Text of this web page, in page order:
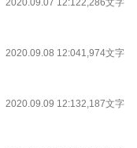
2020.09.07 12:122,286文字
2020.09.08 12:041,974文字
2020.09.09 12:132,187文字